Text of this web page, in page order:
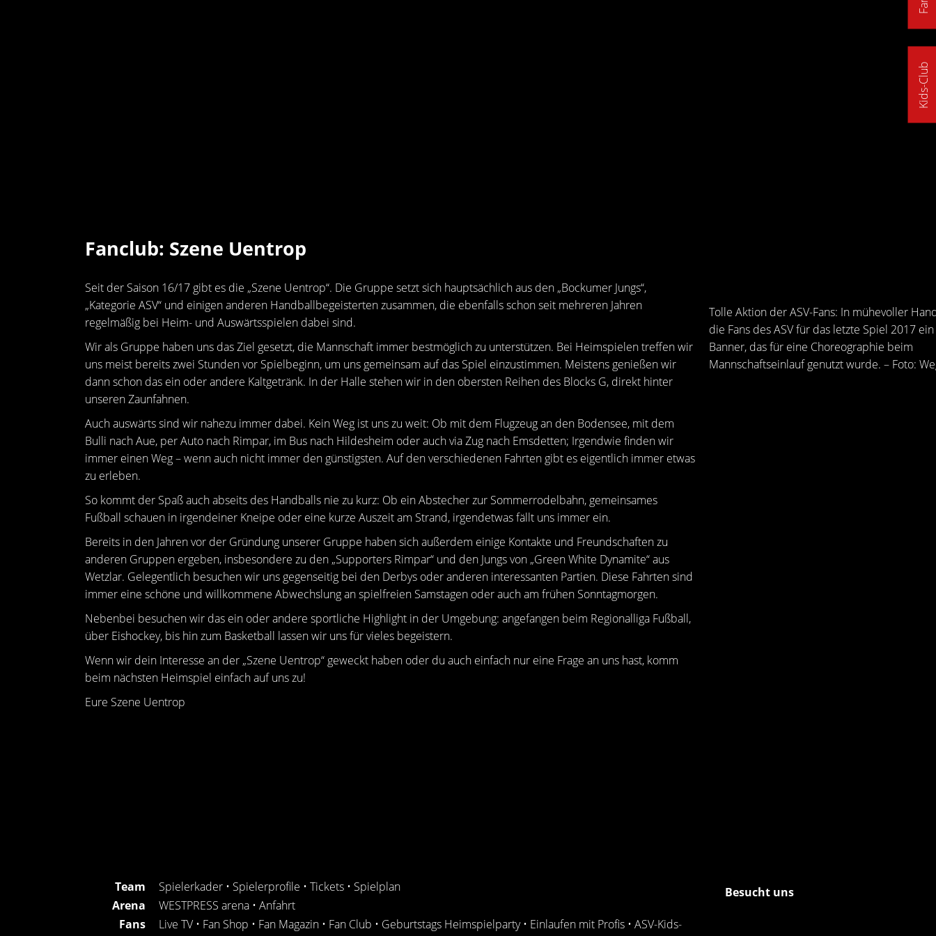
Kids-Club
Fanclub: Szene Uentrop
Seit der Saison 16/17 gibt es die „Szene Uentrop“. Die Gruppe setzt sich hauptsächlich aus den „Bockumer Jungs“,
„Kategorie ASV“ und einigen anderen Handballbegeisterten zusammen, die ebenfalls schon seit mehreren Jahren
regelmäßig bei Heim- und Auswärtsspielen dabei sind.
Wir als Gruppe haben uns das Ziel gesetzt, die Mannschaft immer bestmöglich zu unterstützen. Bei Heimspielen treffen wir
uns meist bereits zwei Stunden vor Spielbeginn, um uns gemeinsam auf das Spiel einzustimmen. Meistens genießen wir
dann schon das ein oder andere Kaltgetränk. In der Halle stehen wir in den obersten Reihen des Blocks G, direkt hinter
unseren Zaunfahnen.
Auch auswärts sind wir nahezu immer dabei. Kein Weg ist uns zu weit: Ob mit dem Flugzeug an den Bodensee, mit dem
Bulli nach Aue, per Auto nach Rimpar, im Bus nach Hildesheim oder auch via Zug nach Emsdetten; Irgendwie finden wir
immer einen Weg – wenn auch nicht immer den günstigsten. Auf den verschiedenen Fahrten gibt es eigentlich immer etwas
zu erleben.
So kommt der Spaß auch abseits des Handballs nie zu kurz: Ob ein Abstecher zur Sommerrodelbahn, gemeinsames
Fußball schauen in irgendeiner Kneipe oder eine kurze Auszeit am Strand, irgendetwas fällt uns immer ein.
Bereits in den Jahren vor der Gründung unserer Gruppe haben sich außerdem einige Kontakte und Freundschaften zu
anderen Gruppen ergeben, insbesondere zu den „Supporters Rimpar“ und den Jungs von „Green White Dynamite“ aus
Wetzlar. Gelegentlich besuchen wir uns gegenseitig bei den Derbys oder anderen interessanten Partien. Diese Fahrten sind
immer eine schöne und willkommene Abwechslung an spielfreien Samstagen oder auch am frühen Sonntagmorgen.
Nebenbei besuchen wir das ein oder andere sportliche Highlight in der Umgebung: angefangen beim Regionalliga Fußball,
über Eishockey, bis hin zum Basketball lassen wir uns für vieles begeistern.
Wenn wir dein Interesse an der „Szene Uentrop“ geweckt haben oder du auch einfach nur eine Frage an uns hast, komm
beim nächsten Heimspiel einfach auf uns zu!
Eure Szene Uentrop
Tolle Aktion der ASV-Fans: In mühevoller
die Fans des ASV für das letzte Spiel 2017
Banner, das für eine Choreographie beim
Mannschaftseinlauf genutzt wurde. – Foto:
Team Spielerkader • Spielerprofile • Tickets • Spielplan
Arena
WESTPRESS arena • Anfahrt
Fans
Live TV • Fan Shop • Fan Magazin • Fan Club • Geburtstags Heimspielparty• Einlaufen mit Profis • ASV-Kids-
Besucht uns